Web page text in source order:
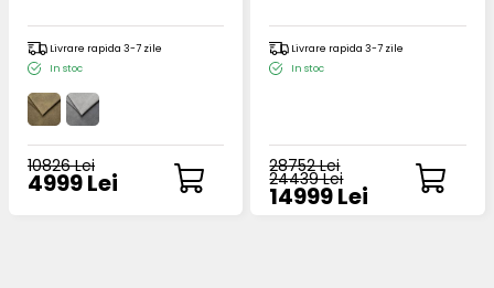
Livrare rapida 3-7 zile
In stoc
10826 Lei
4999 Lei
Livrare rapida 3-7 zile
In stoc
28752 Lei
24439 Lei
14999 Lei